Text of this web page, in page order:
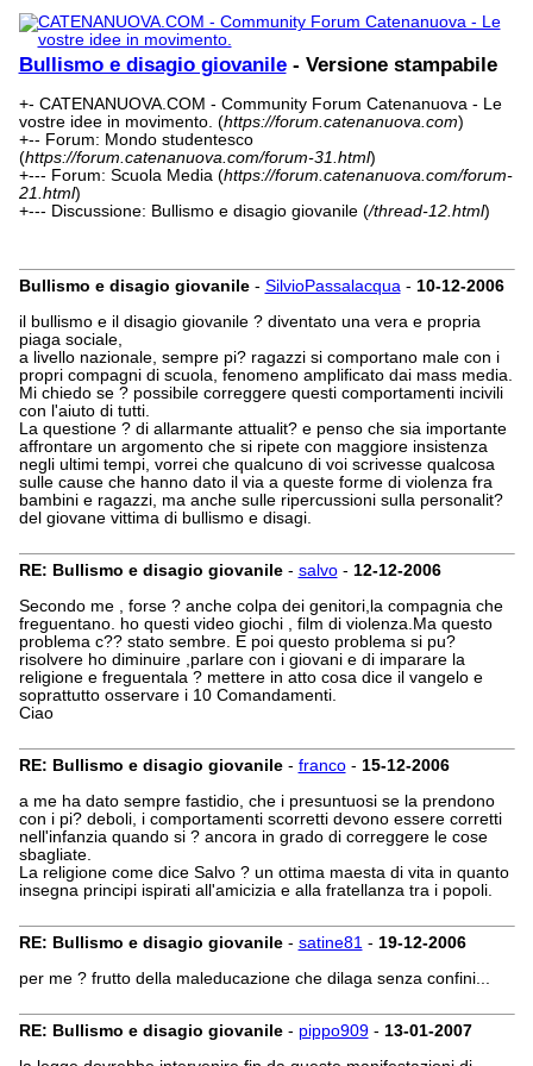
Bullismo e disagio giovanile- Versione stampabile
+- CATENANUOVA.COM - Community Forum Catenanuova - Le
vostre idee in movimento. (https://forum.catenanuova.com)
+-- Forum: Mondo studentesco
(https://forum.catenanuova.com/forum-31.html)
+--- Forum: Scuola Media (https://forum.catenanuova.com/forum-
21.html)
+--- Discussione: Bullismo e disagio giovanile (/thread-12.html)
Bullismo e disagio giovanile- SilvioPassalacqua- 10-12-2006
il bullismo e il disagio giovanile ? diventato una vera e propria
piaga sociale,
a livello nazionale, sempre pi? ragazzi si comportano male con i
propri compagni di scuola, fenomeno amplificato dai mass media.
Mi chiedo se ? possibile correggere questi comportamenti incivili
con l'aiuto di tutti.
La questione ? di allarmante attualit? e penso che sia importante
affrontare un argomento che si ripete con maggiore insistenza
negli ultimi tempi, vorrei che qualcuno di voi scrivesse qualcosa
sulle cause che hanno dato il via a queste forme di violenza fra
bambini e ragazzi, ma anche sulle ripercussioni sulla personalit?
del giovane vittima di bullismo e disagi.
RE: Bullismo e disagio giovanile- salvo- 12-12-2006
Secondo me , forse ? anche colpa dei genitori,la compagnia che
freguentano. ho questi video giochi , film di violenza.Ma questo
problema c?? stato sembre. E poi questo problema si pu?
risolvere ho diminuire ,parlare con i giovani e di imparare la
religione e freguentala ? mettere in atto cosa dice il vangelo e
soprattutto osservare i 10 Comandamenti.
Ciao
RE: Bullismo e disagio giovanile- franco- 15-12-2006
a me ha dato sempre fastidio, che i presuntuosi se la prendono
con i pi? deboli, i comportamenti scorretti devono essere corretti
nell'infanzia quando si ? ancora in grado di correggere le cose
sbagliate.
La religione come dice Salvo ? un ottima maesta di vita in quanto
insegna principi ispirati all'amicizia e alla fratellanza tra i popoli.
RE: Bullismo e disagio giovanile- satine81- 19-12-2006
per me ? frutto della maleducazione che dilaga senza confini...
RE: Bullismo e disagio giovanile- pippo909- 13-01-2007